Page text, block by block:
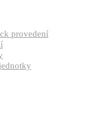
provedení